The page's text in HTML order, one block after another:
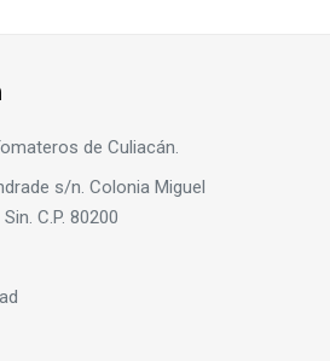
de Culiacán.
s/n. Colonia Miguel
C.P. 80200